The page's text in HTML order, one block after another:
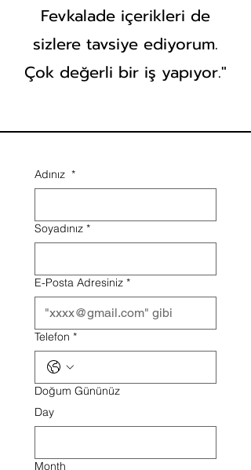
Fevkalade içerikleri de
sizlere tavsiye ediyorum.
Çok değerli bir iş yapıyor."
Adınız *
Soyadınız *
E-Posta Adresiniz *
Telefon *
Doğum Gününüz
Day
Month